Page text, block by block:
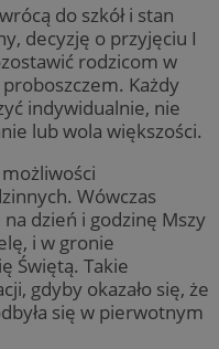
do szkół i stan
decyzję o przyjęciu I
rodzicom w
Każdy
indywidualnie, nie
lub wola większości.
Wówczas
dzień i godzinę Mszy
i w gronie
Świętą. Takie
gdyby okazało się, że
się w pierwotnym